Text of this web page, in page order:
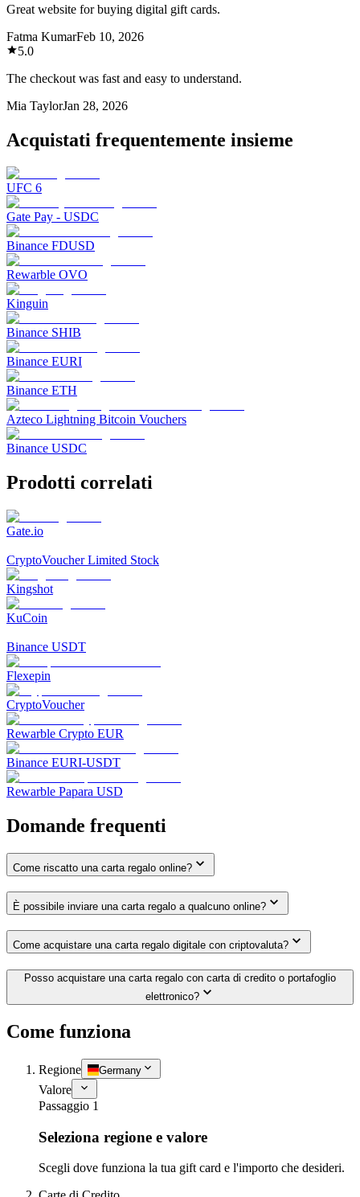
Great website for buying digital gift cards.
Fatma KumarFeb 10, 2026
5.0
The checkout was fast and easy to understand.
Mia TaylorJan 28, 2026
Acquistati frequentemente insieme
UFC 6
Gate Pay - USDC
Binance FDUSD
Rewarble OVO
Kinguin
Binance SHIB
Binance EURI
Binance ETH
Azteco Lightning Bitcoin Vouchers
Binance USDC
Prodotti correlati
Gate.io
CryptoVoucher Limited Stock
Kingshot
KuCoin
Binance USDT
Flexepin
CryptoVoucher
Rewarble Crypto EUR
Binance EURI-USDT
Rewarble Papara USD
Domande frequenti
Come riscatto una carta regalo online?
È possibile inviare una carta regalo a qualcuno online?
Come acquistare una carta regalo digitale con criptovaluta?
Posso acquistare una carta regalo con carta di credito o portafoglio
elettronico?
Come funziona
Regione Germany
Valore
Passaggio 1
Seleziona regione e valore
Scegli dove funziona la tua gift card e l'importo che desideri.